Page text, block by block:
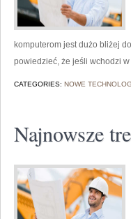
komputerom jest dużo bliżej
powiedzieć, że jeśli wchodzi
CATEGORIES: NOWE
Najnowsze